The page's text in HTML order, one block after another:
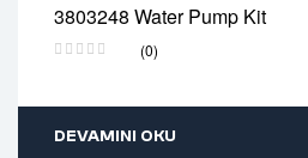
3803248 Water Pump Kit
(0)
2 years warranty
Delivery time: 1-2 business days
DEVAMINI OKU